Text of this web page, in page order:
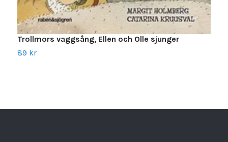
Trollmors vaggsång, Ellen och Olle sjunger
89 kr